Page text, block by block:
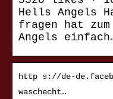
Hells Angels
fragen hat
Angels
http s://de-
waschecht…